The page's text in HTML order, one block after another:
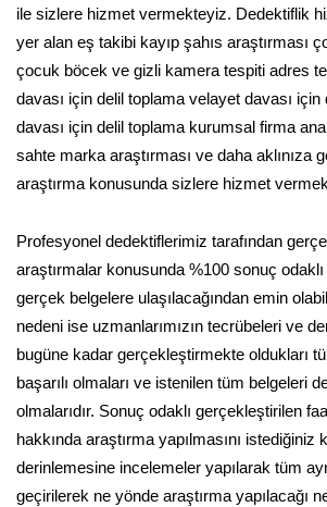
ile sizlere hizmet vermekteyiz. Dedektiflik
yer alan eş takibi kayıp şahıs araştırması
çocuk böcek ve gizli kamera tespiti adres
davası için delil toplama velayet davası
davası için delil toplama kurumsal firma
sahte marka araştırması ve daha aklınıza
araştırma konusunda sizlere hizmet
Profesyonel dedektiflerimiz tarafından
araştırmalar konusunda %100 sonuç
gerçek belgelere ulaşılacağından emin
nedeni ise uzmanlarımızın tecrübeleri ve
bugüne kadar gerçekleştirmekte oldukları
başarılı olmaları ve istenilen tüm belgeleri
olmalarıdır. Sonuç odaklı gerçekleştirilen
hakkında araştırma yapılmasını istediğiniz
derinlemesine incelemeler yapılarak tüm
geçirilerek ne yönde araştırma yapılacağı